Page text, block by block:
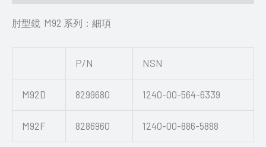
肘型鏡 M92 系列：細項
P/N NSN
M92D 8299680 1240-00-564-6339
M92F 8286960 1240-00-886-5888